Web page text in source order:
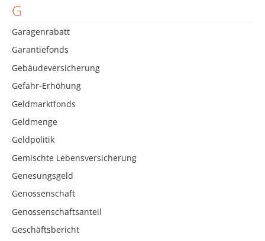
G
Garagenrabatt
Garantiefonds
Gebäudeversicherung
Gefahr-Erhöhung
Geldmarktfonds
Geldmenge
Geldpolitik
Gemischte Lebensversicherung
Genesungsgeld
Genossenschaft
Genossenschaftsanteil
Geschäftsbericht